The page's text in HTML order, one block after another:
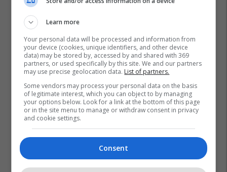
Diabeti Sëmundjet Spiritualistët
Stomaku
Kanceri
Kokëdhembja Dhembja
Learn more
Your personal data will be processed and information from
your device (cookies, unique identifiers, and other device
data) may be stored by, accessed by and shared with 369
partners, or used specifically by this site. We and our partners
may use precise geolocation data. List of partners.
Some vendors may process your personal data on the basis
of legitimate interest, which you can object to by managing
your options below. Look for a link at the bottom of this page
or in the site menu to manage or withdraw consent in privacy
and cookie settings.
Consent